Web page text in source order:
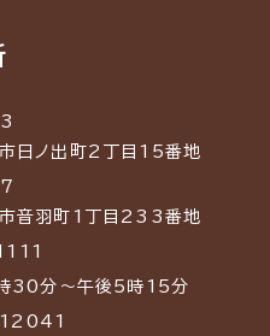
日ノ出町2丁目15番地
音羽町1丁目233番地
30分～午後5時15分